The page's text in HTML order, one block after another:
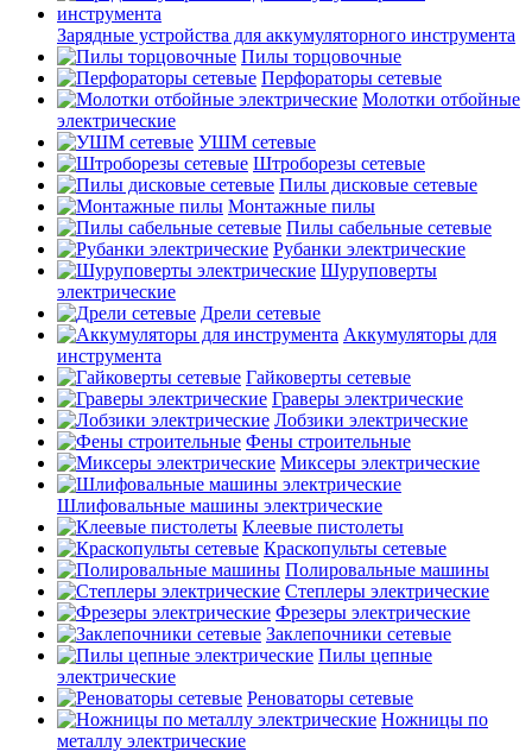
Зарядные устройства для аккумуляторного инструмента
Пилы торцовочные
Перфораторы сетевые
Молотки отбойные
электрические
УШМ сетевые
Штроборезы сетевые
Пилы дисковые сетевые
Монтажные пилы
Пилы сабельные сетевые
Рубанки электрические
Шуруповерты
электрические
Дрели сетевые
Аккумуляторы для
инструмента
Гайковерты сетевые
Граверы электрические
Лобзики электрические
Фены строительные
Миксеры электрические
Шлифовальные машины электрические
Клеевые пистолеты
Краскопульты сетевые
Полировальные машины
Степлеры электрические
Фрезеры электрические
Заклепочники сетевые
Пилы цепные
электрические
Реноваторы сетевые
Ножницы по
металлу электрические